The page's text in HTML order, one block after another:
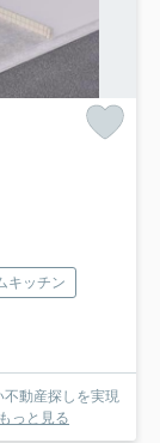
キッチン
不動産探しを実現
もっと見る